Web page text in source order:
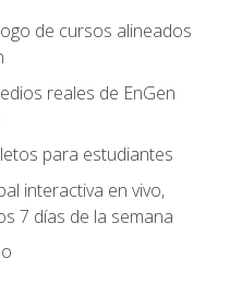
de cursos alineados
reales de EnGen
para estudiantes
interactiva en vivo,
7 días de la semana